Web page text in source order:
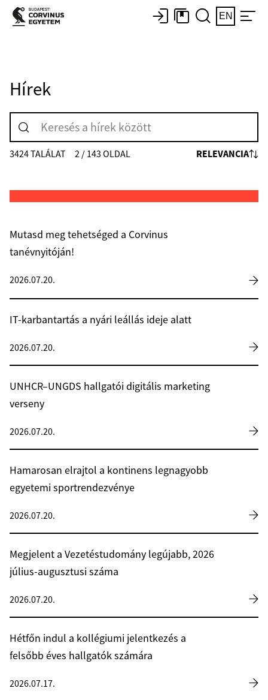
EN
Hírek
3424 TALÁLAT 2 / 143 OLDAL RELEVANCIA
Mutasd meg tehetséged a Corvinus
tanévnyitóján!
2026.07.20.
IT-karbantartás a nyári leállás ideje alatt
2026.07.20.
UNHCR–UNGDS hallgatói digitális marketing
verseny
2026.07.20.
Hamarosan elrajtol a kontinens legnagyobb
egyetemi sportrendezvénye
2026.07.20.
Megjelent a Vezetéstudomány legújabb, 2026
július-augusztusi száma
2026.07.20.
Hétfőn indul a kollégiumi jelentkezés a
felsőbb éves hallgatók számára
2026.07.17.